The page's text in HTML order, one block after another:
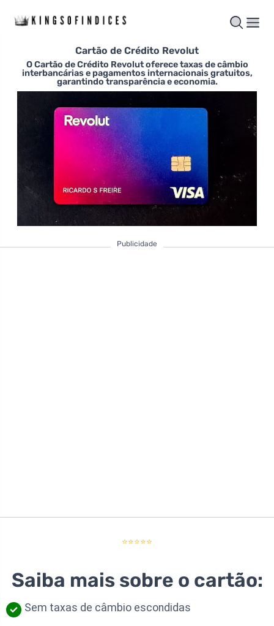
Cartão de Crédito Revolut
O Cartão de Crédito Revolut oferece taxas de câmbio
interbancárias e pagamentos internacionais gratuitos,
garantindo transparência e economia.
Publicidade
⭐⭐⭐⭐⭐
Saiba mais sobre o cartão:
Sem taxas de câmbio escondidas